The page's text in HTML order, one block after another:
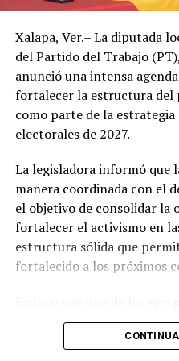
exposición prolongada al
radiación, mantenerse
ante posibles tormentas
regiones montañosas y del
Xalapa, Ver.– La diputada
del Partido del Trabajo
anunció una intensa
fortalecer la estructura del
como parte de la
electorales de 2027.
La legisladora informó que
manera coordinada con el
el objetivo de consolidar la
fortalecer el activismo en
estructura sólida que
fortalecido a los próximos
municipios que integran su
funcionamiento de los